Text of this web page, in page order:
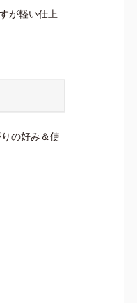
が軽い仕上
の好み＆使